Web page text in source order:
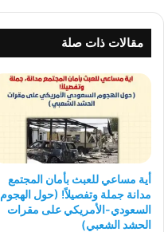
مقالات ذات صلة
أية مساعي للعبث بأمان المجتمع
مدانة جملة وتفصيلاً! (حول الهجوم
السعودي-الأمريكي على مقرات
الحشد الشعبي)